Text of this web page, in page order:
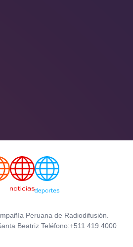
Peruana de Radiodifusión.
Beatriz Teléfono:+511 419 4000